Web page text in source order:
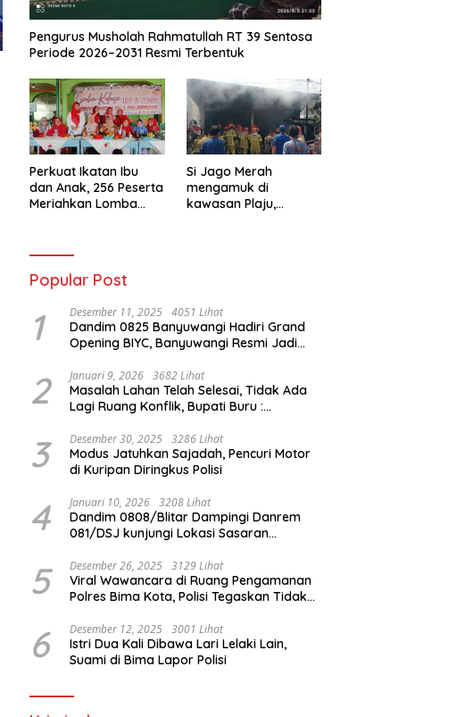
Pengurus Musholah Rahmatullah RT 39 Sentosa
Periode 2026–2031 Resmi Terbentuk
Perkuat Ikatan Ibu
dan Anak, 256 Peserta
Meriahkan Lomba
Si Jago Merah
mengamuk di
kawasan Plaju,
Popular Post
1 Desember 11, 2025 4051 Lihat
Dandim 0825 Banyuwangi Hadiri Grand
Opening BIYC, Banyuwangi Resmi Jadi
2 Januari 9, 2026 3682 Lihat
Masalah Lahan Telah Selesai, Tidak Ada
Lagi Ruang Konflik, Bupati Buru :
Januari 2026
3 Desember 30, 2025 3286 Lihat
Modus Jatuhkan Sajadah, Pencuri Motor
di Kuripan Diringkus Polisi
4 Januari 10, 2026 3208 Lihat
Dandim 0808/Blitar Dampingi Danrem
081/DSJ kunjungi Lokasi Sasaran
Blitar
5 Desember 26, 2025 3129 Lihat
Viral Wawancara di Ruang Pengamanan
Polres Bima Kota, Polisi Tegaskan Tidak
6 Desember 12, 2025 3001 Lihat
Istri Dua Kali Dibawa Lari Lelaki Lain,
Suami di Bima Lapor Polisi